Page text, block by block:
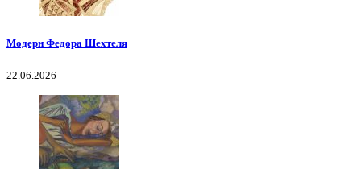
Модерн Федора Шехтеля
22.06.2026